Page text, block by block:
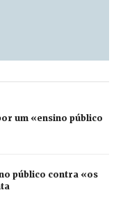
um «ensino público
público contra «os